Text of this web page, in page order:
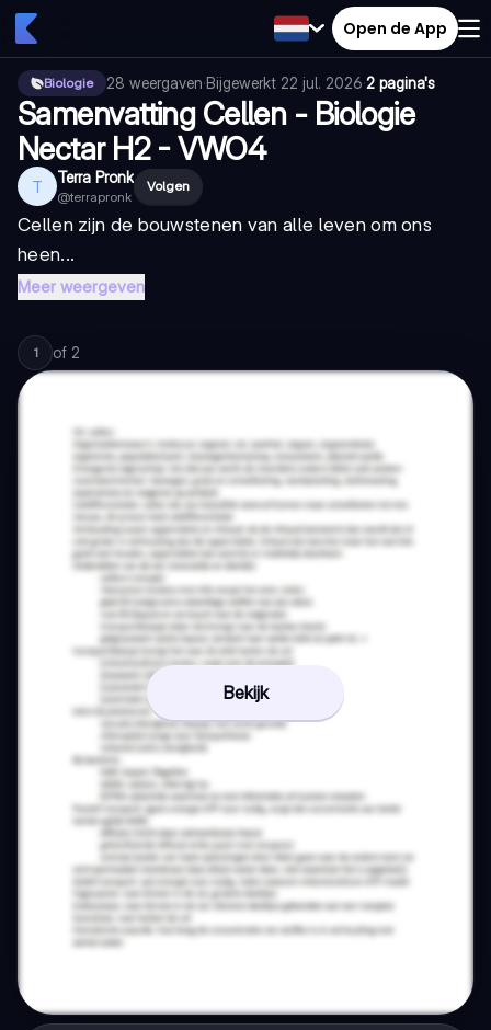
Open de App
Biologie 28 weergaven·Bijgewerkt 22 jul. 2026·2 pagina's
Samenvatting Cellen - Biologie
Nectar H2 - VWO4
T Terra Pronk
@terrapronk
Volgen
Cellen zijn de bouwstenen van alle leven om ons
heen...
Meer weergeven
1 of 2
Bekijk